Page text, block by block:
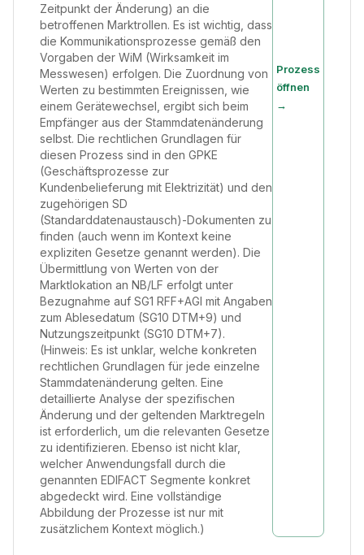
Zeitpunkt der Änderung) an die
betroffenen Marktrollen. Es ist wichtig, dass
die Kommunikationsprozesse gemäß den
Vorgaben der WiM (Wirksamkeit im
Messwesen) erfolgen. Die Zuordnung von
Werten zu bestimmten Ereignissen, wie
einem Gerätewechsel, ergibt sich beim
Empfänger aus der Stammdatenänderung
selbst. Die rechtlichen Grundlagen für
diesen Prozess sind in den GPKE
(Geschäftsprozesse zur
Kundenbelieferung mit Elektrizität) und den
zugehörigen SD
(Standarddatenaustausch)-Dokumenten zu
finden (auch wenn im Kontext keine
expliziten Gesetze genannt werden). Die
Übermittlung von Werten von der
Marktlokation an NB/LF erfolgt unter
Bezugnahme auf SG1 RFF+AGI mit Angaben
zum Ablesedatum (SG10 DTM+9) und
Nutzungszeitpunkt (SG10 DTM+7).
(Hinweis: Es ist unklar, welche konkreten
rechtlichen Grundlagen für jede einzelne
Stammdatenänderung gelten. Eine
detaillierte Analyse der spezifischen
Änderung und der geltenden Marktregeln
ist erforderlich, um die relevanten Gesetze
zu identifizieren. Ebenso ist nicht klar,
welcher Anwendungsfall durch die
genannten EDIFACT Segmente konkret
abgedeckt wird. Eine vollständige
Abbildung der Prozesse ist nur mit
zusätzlichem Kontext möglich.)
Prozess
öffnen
→